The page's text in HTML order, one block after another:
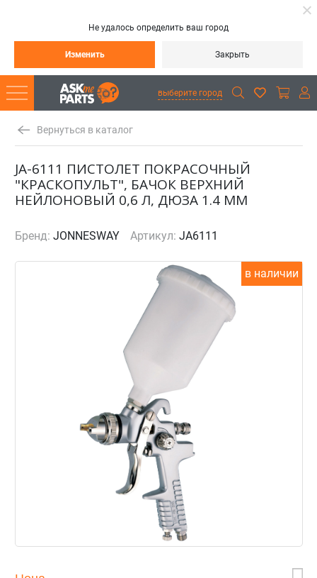
Не удалось определить ваш город
Изменить Закрыть
выберите город
Вернуться в каталог
JA-6111 ПИСТОЛЕТ ПОКРАСОЧНЫЙ
"КРАСКОПУЛЬТ", БАЧОК ВЕРХНИЙ
НЕЙЛОНОВЫЙ 0,6 Л, ДЮЗА 1.4 ММ
Бренд: JONNESWAY Артикул: JA6111
в наличии